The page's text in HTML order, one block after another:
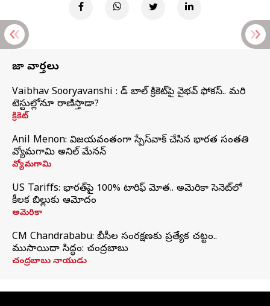
తాజా వార్తలు
Vaibhav Sooryavanshi : రెడ్ బాల్ క్రికెట్‌పై వైభవ్ ఫోకస్.. మరి
టెస్టుల్లోనూ రాణిస్తాడా?
క్రికెట్
Anil Menon: విజయవంతంగా స్పేస్‌వాక్‌ చేసిన భారత సంతతి
వ్యోమగామి అనిల్‌ మేనన్
వ్యోమగామి
US Tariffs: భారత్‌పై 100% టారిఫ్‌ మోత.. అమెరికా సెనెట్‌లో
కీలక బిల్లుకు ఆమోదం
అమెరికా
CM Chandrababu: బీసీల సంరక్షణకు ప్రత్యేక చట్టం..
ముసాయిదా సిద్ధం: చంద్రబాబు
చంద్రబాబు నాయుడు